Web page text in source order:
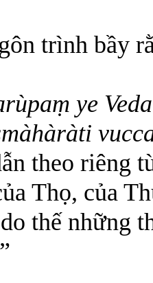
trình bầy
ye
theo riêng
Thọ, của
thế những